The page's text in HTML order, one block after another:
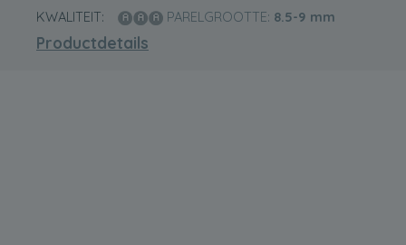
KWALITEIT: PARELGROOTTE: 8.5-9 mm
Productdetails